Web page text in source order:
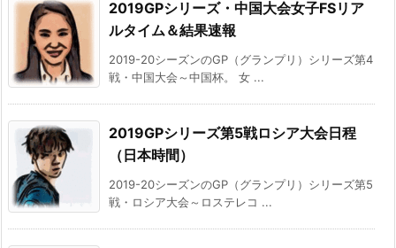
2019GPシリーズ・中国大会女子FSリア
ルタイム＆結果速報
2019-20シーズンのGP（グランプリ）シリーズ第4
戦・中国大会～中国杯。 女 ...
2019GPシリーズ第5戦ロシア大会日程
（日本時間）
2019-20シーズンのGP（グランプリ）シリーズ第5
戦・ロシア大会～ロステレコ ...